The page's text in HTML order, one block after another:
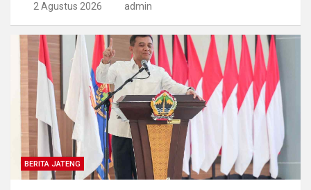
2 Agustus 2026 admin
BERITA JATENG